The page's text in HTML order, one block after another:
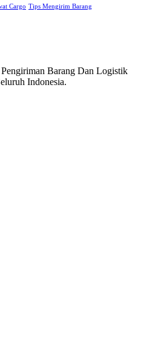
Cargo Tips Mengirim Barang
Barang Dan Logistik
Indonesia.